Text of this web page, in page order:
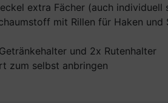
extra Fächer (auch individuell
mit Rillen für Haken und
und 2x Rutenhalter
zum selbst anbringen